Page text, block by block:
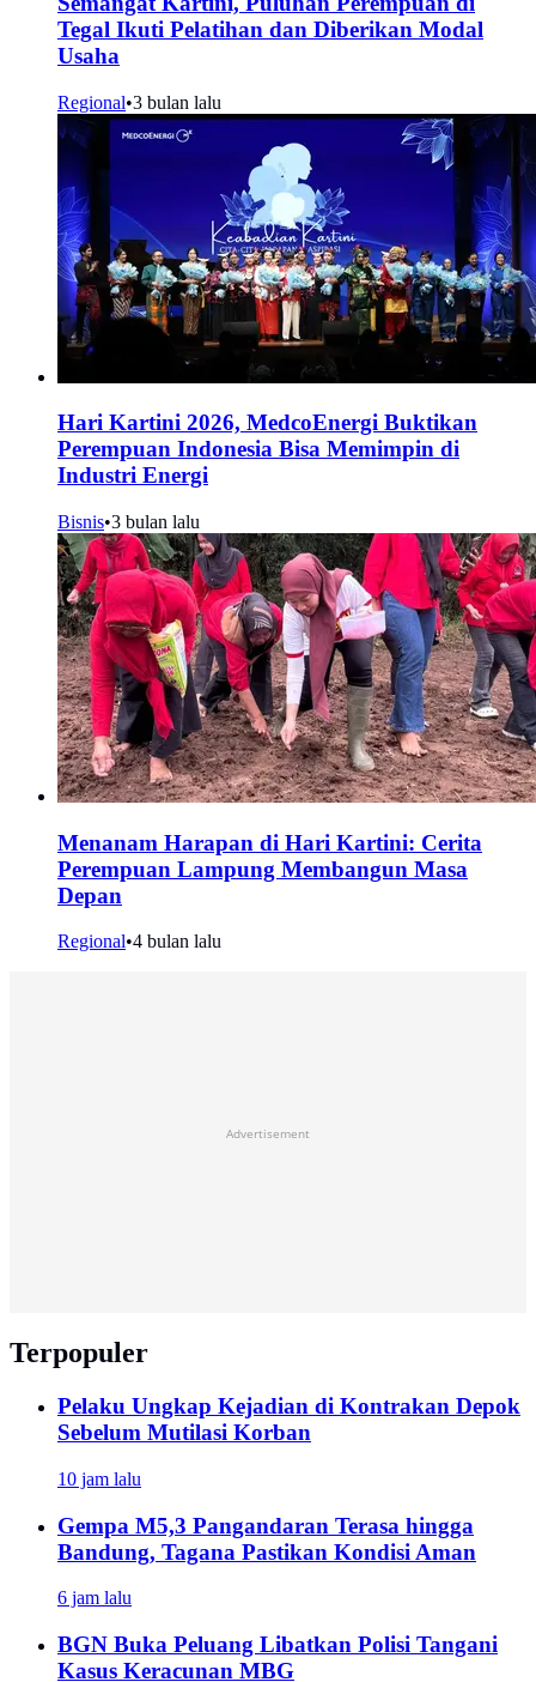
Tegal Ikuti Pelatihan dan Diberikan Modal
Usaha
Regional•3 bulan lalu
Hari Kartini 2026, MedcoEnergi Buktikan
Perempuan Indonesia Bisa Memimpin di
Industri Energi
Bisnis•3 bulan lalu
Menanam Harapan di Hari Kartini: Cerita
Perempuan Lampung Membangun Masa
Depan
Regional•4 bulan lalu
Advertisement
Terpopuler
Pelaku Ungkap Kejadian di Kontrakan Depok
Sebelum Mutilasi Korban
10 jam lalu
Gempa M5,3 Pangandaran Terasa hingga
Bandung, Tagana Pastikan Kondisi Aman
6 jam lalu
BGN Buka Peluang Libatkan Polisi Tangani
Kasus Keracunan MBG